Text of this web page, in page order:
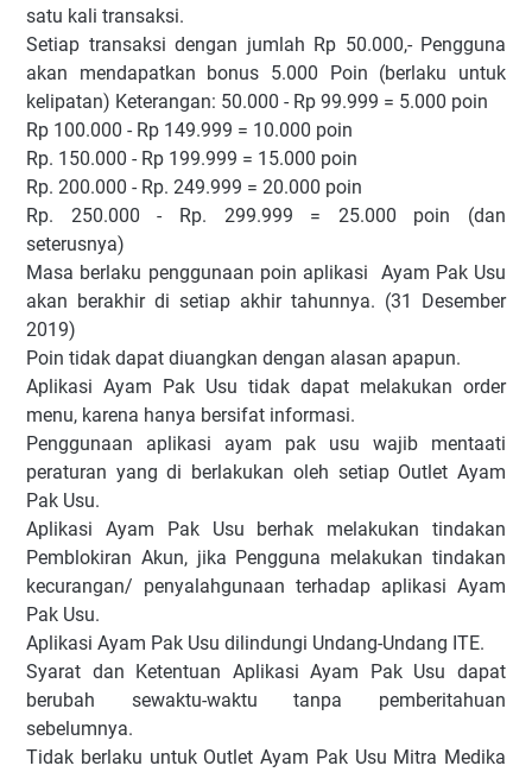
satu kali transaksi.
Setiap transaksi dengan jumlah Rp 50.000,- Pengguna
akan mendapatkan bonus 5.000 Poin (berlaku untuk
kelipatan) Keterangan: 50.000 - Rp 99.999 = 5.000 poin
Rp 100.000 - Rp 149.999 = 10.000 poin
Rp. 150.000 - Rp 199.999 = 15.000 poin
Rp. 200.000 - Rp. 249.999 = 20.000 poin
Rp. 250.000 - Rp. 299.999 = 25.000 poin (dan
seterusnya)
Masa berlaku penggunaan poin aplikasi Ayam Pak Usu
akan berakhir di setiap akhir tahunnya. (31 Desember
2019)
Poin tidak dapat diuangkan dengan alasan apapun.
Aplikasi Ayam Pak Usu tidak dapat melakukan order
menu, karena hanya bersifat informasi.
Penggunaan aplikasi ayam pak usu wajib mentaati
peraturan yang di berlakukan oleh setiap Outlet Ayam
Pak Usu.
Aplikasi Ayam Pak Usu berhak melakukan tindakan
Pemblokiran Akun, jika Pengguna melakukan tindakan
kecurangan/ penyalahgunaan terhadap aplikasi Ayam
Pak Usu.
Aplikasi Ayam Pak Usu dilindungi Undang-Undang ITE.
Syarat dan Ketentuan Aplikasi Ayam Pak Usu dapat
berubah sewaktu-waktu tanpa pemberitahuan
sebelumnya.
Tidak berlaku untuk Outlet Ayam Pak Usu Mitra Medika